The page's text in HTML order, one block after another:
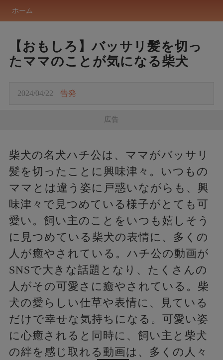
ホーム
【おもしろ】バッサリ髪を切っ
たママのことが気になる柴犬
2024/04/22 告発
広告
柴犬の名犬ハチ公は、ママがバッサリ
髪を切ったことに興味津々。いつもの
ママとは違う姿に戸惑いながらも、興
味津々で見つめている様子がとても可
愛い。飼い主のことをいつも嬉しそう
に見つめている柴犬の表情に、多くの
人が癒やされている。ハチ公の動画が
SNSで大きな話題となり、たくさんの
人がその可愛さに癒やされている。柴
犬の愛らしい仕草や表情に、見ている
だけで幸せな気持ちになる。可愛い姿
に心癒されると同時に、飼い主と柴犬
の絆を感じ取れる動画は、多くの人々